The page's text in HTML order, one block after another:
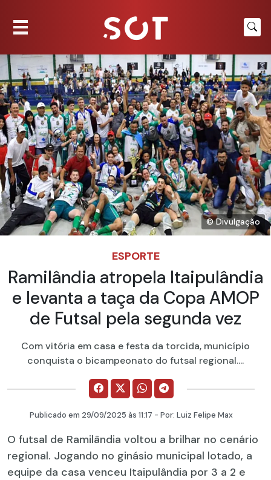
© Divulgação
ESPORTE
Ramilândia atropela Itaipulândia
e levanta a taça da Copa AMOP
de Futsal pela segunda vez
Com vitória em casa e festa da torcida, município
conquista o bicampeonato do futsal regional....
Publicado em 29/09/2025 às 11:17 - Por: Luiz Felipe Max
O futsal de Ramilândia voltou a brilhar no cenário
regional. Jogando no ginásio municipal lotado, a
equipe da casa venceu Itaipulândia por 3 a 2 e